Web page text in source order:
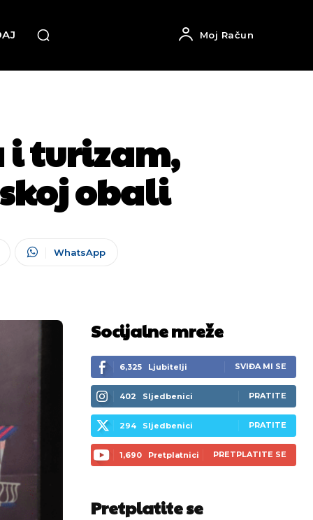
Moj Račun
i turizam,
obali
WhatsApp
Socijalne mreže
6,325 Ljubitelji SVIĐA MI SE
402 Sljedbenici PRATITE
294 Sljedbenici PRATITE
1,690 Pretplatnici PRETPLATITE SE
Pretplatite se